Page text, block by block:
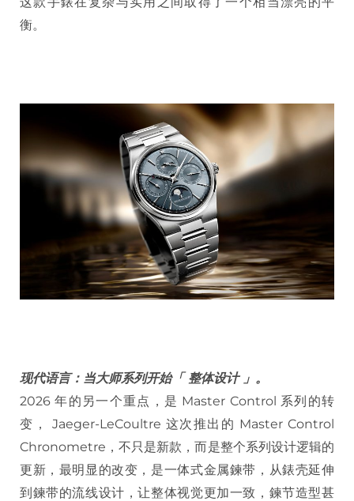
衡。
现代语言：当大师系列开始「 整体设计 」。
2026 年的另一个重点，是 Master Control 系列的转
变， Jaeger-LeCoultre 这次推出的 Master Control
Chronometre，不只是新款，而是整个系列设计逻辑的
更新，最明显的改变，是一体式金属鍊带，从錶壳延伸
到鍊带的流线设计，让整体视觉更加一致，鍊节造型甚